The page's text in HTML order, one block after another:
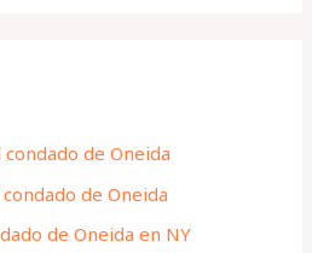
de Oneida
de Oneida
de Oneida en NY